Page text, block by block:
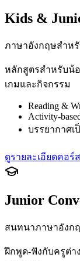
Kids &
ภาษาอังกฤษสำหรั
หลักสูตรสำหรับน้อ
เกมและกิจกรรม
Reading &
Activity-
บรรยากาศเ
ดูรายละเอียดคอร์ส
Junior
สนทนาภาษาอังก
ฝึกพูด-ฟังกับครูต่า